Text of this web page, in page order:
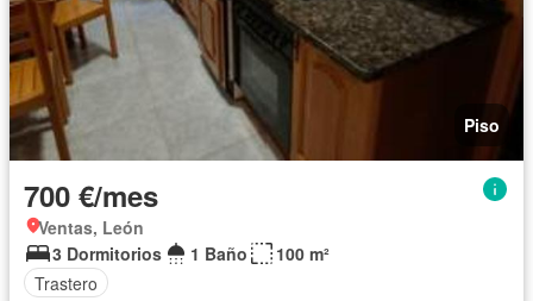
Piso
700 €/mes
Ventas, León
3 Dormitorios
1 Baño
100 m²
Trastero